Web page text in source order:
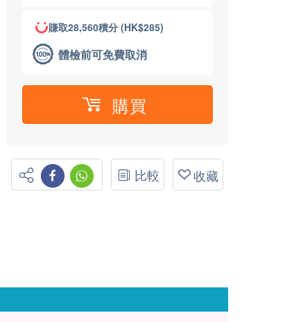
賺取28,560積分 (HK$285)
體檢前可免費取消
購買
比較 收藏